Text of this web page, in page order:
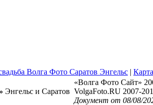
Волга Фото Саратов Энгельс |
Энгельс и Саратов
«Волга Фото Сайт»
VolgaFoto.RU 2007-
Документ от 08/08/